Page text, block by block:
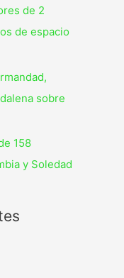
de 2
de espacio
sobre
158
y Soledad